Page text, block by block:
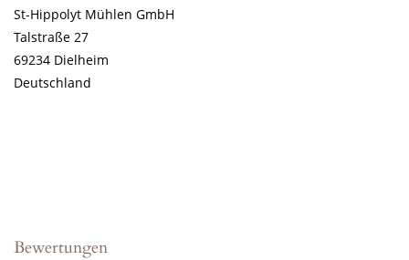
St-Hippolyt Mühlen GmbH
Talstraße 27
69234 Dielheim
Deutschland
Bewertungen